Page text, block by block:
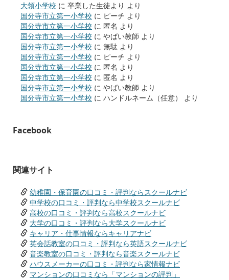
大領小学校 に 卒業した生徒より より
国分寺市立第一小学校 に ピーチ より
国分寺市立第一小学校 に 匿名 より
国分寺市立第一小学校 に やばい教師 より
国分寺市立第一小学校 に 無駄 より
国分寺市立第一小学校 に ピーチ より
国分寺市立第一小学校 に 匿名 より
国分寺市立第一小学校 に 匿名 より
国分寺市立第一小学校 に やばい教師 より
国分寺市立第一小学校 に ハンドルネーム（任意） より
Facebook
関連サイト
幼稚園・保育園の口コミ・評判ならスクールナビ
中学校の口コミ・評判なら中学校スクールナビ
高校の口コミ・評判なら高校スクールナビ
大学の口コミ・評判なら大学スクールナビ
キャリア・仕事情報ならキャリアナビ
英会話教室の口コミ・評判なら英語スクールナビ
音楽教室の口コミ・評判なら音楽スクールナビ
ハウスメーカーの口コミ・評判なら家情報ナビ
マンションの口コミなら「マンションの評判」